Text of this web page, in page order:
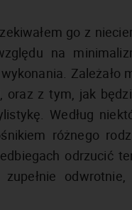
go z
na
z tym, jak
Według
różnego
odrzucić